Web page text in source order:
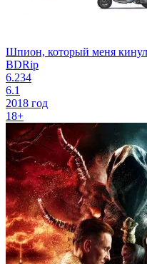
Шпион, который меня кинул
BDRip
6.234
6.1
2018 год
18+